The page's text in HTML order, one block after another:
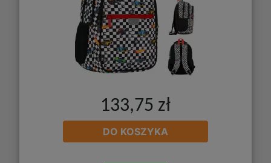
133,75 zł
DO KOSZYKA